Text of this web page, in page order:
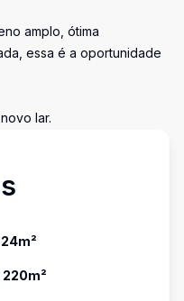
amplo, ótima
essa é a oportunidade
lar.
m²
220m²